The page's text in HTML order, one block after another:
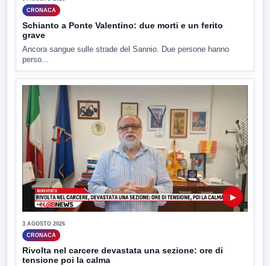
CRONACA
Schianto a Ponte Valentino: due morti e un ferito
grave
Ancora sangue sulle strade del Sannio. Due persone hanno
perso...
▶
3 AGOSTO 2026
CRONACA
Rivolta nel carcere devastata una sezione: ore di
tensione poi la calma